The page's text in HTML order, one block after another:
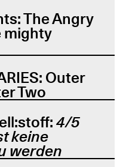
The Angry
mighty
Outer
Two
4/5
keine
werden